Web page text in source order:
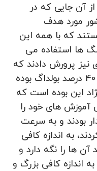
آن جایی که در
کشور مورد هدف
که با همه این
سگ ها استفاده می
نیز پرورش دادند که
شامل 60 درصد سگ ماستیف و 40 درصد بولداگ بوده
این بوده است که
آموزش های خود را
بودند و به سرعت
به اندازه کافی
ها را نگه دارد و
اندازه کافی بزرگ و